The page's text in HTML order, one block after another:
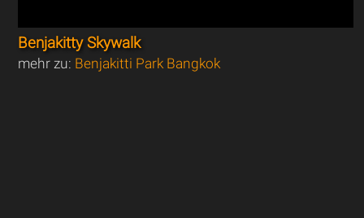
Benjakitty Skywalk
mehr zu: Benjakitti Park Bangkok